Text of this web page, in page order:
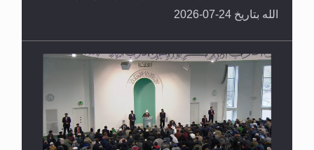
الله بتاريخ 24-07-2026